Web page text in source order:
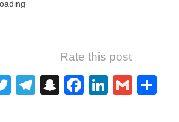
Rate this post
Twitter
Telegram
Snapchat
Facebook
LinkedIn
Gmail